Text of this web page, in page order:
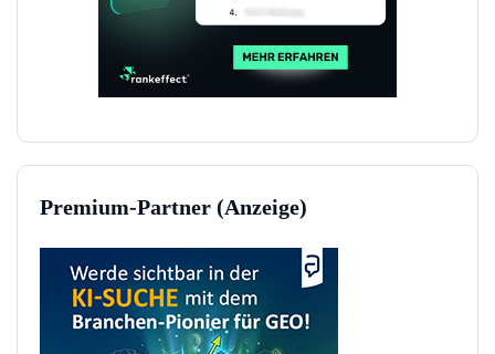
Premium-Partner (Anzeige)